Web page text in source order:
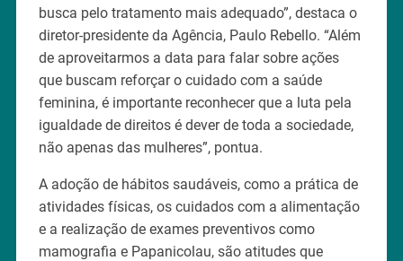
busca pelo tratamento mais adequado”, destaca o
diretor-presidente da Agência, Paulo Rebello. “Além
de aproveitarmos a data para falar sobre ações
que buscam reforçar o cuidado com a saúde
feminina, é importante reconhecer que a luta pela
igualdade de direitos é dever de toda a sociedade,
não apenas das mulheres”, pontua.
A adoção de hábitos saudáveis, como a prática de
atividades físicas, os cuidados com a alimentação
e a realização de exames preventivos como
mamografia e Papanicolau, são atitudes que